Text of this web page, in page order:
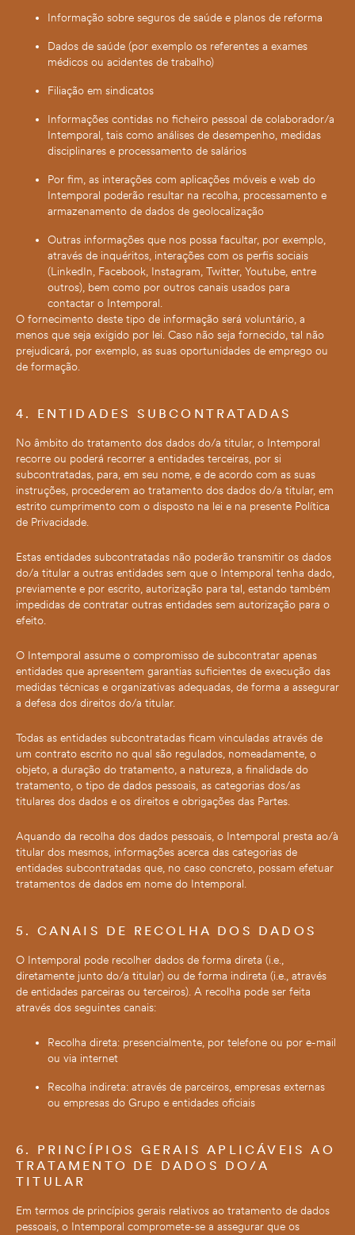
Informação sobre seguros de saúde e planos de reforma
Dados de saúde (por exemplo os referentes a exames
médicos ou acidentes de trabalho)
Filiação em sindicatos
Informações contidas no ficheiro pessoal de colaborador/a
Intemporal, tais como análises de desempenho, medidas
disciplinares e processamento de salários
Por fim, as interações com aplicações móveis e web do
Intemporal poderão resultar na recolha, processamento e
armazenamento de dados de geolocalização
Outras informações que nos possa facultar, por exemplo,
através de inquéritos, interações com os perfis sociais
(LinkedIn, Facebook, Instagram, Twitter, Youtube, entre
outros), bem como por outros canais usados para
contactar o Intemporal.
O fornecimento deste tipo de informação será voluntário, a
menos que seja exigido por lei. Caso não seja fornecido, tal não
prejudicará, por exemplo, as suas oportunidades de emprego ou
de formação.
4. ENTIDADES SUBCONTRATADAS
No âmbito do tratamento dos dados do/a titular, o Intemporal
recorre ou poderá recorrer a entidades terceiras, por si
subcontratadas, para, em seu nome, e de acordo com as suas
instruções, procederem ao tratamento dos dados do/a titular, em
estrito cumprimento com o disposto na lei e na presente Política
de Privacidade.
Estas entidades subcontratadas não poderão transmitir os dados
do/a titular a outras entidades sem que o Intemporal tenha dado,
previamente e por escrito, autorização para tal, estando também
impedidas de contratar outras entidades sem autorização para o
efeito.
O Intemporal assume o compromisso de subcontratar apenas
entidades que apresentem garantias suficientes de execução das
medidas técnicas e organizativas adequadas, de forma a assegurar
a defesa dos direitos do/a titular.
Todas as entidades subcontratadas ficam vinculadas através de
um contrato escrito no qual são regulados, nomeadamente, o
objeto, a duração do tratamento, a natureza, a finalidade do
tratamento, o tipo de dados pessoais, as categorias dos/as
titulares dos dados e os direitos e obrigações das Partes.
Aquando da recolha dos dados pessoais, o Intemporal presta ao/à
titular dos mesmos, informações acerca das categorias de
entidades subcontratadas que, no caso concreto, possam efetuar
tratamentos de dados em nome do Intemporal.
5. CANAIS DE RECOLHA DOS DADOS
O Intemporal pode recolher dados de forma direta (i.e.,
diretamente junto do/a titular) ou de forma indireta (i.e., através
de entidades parceiras ou terceiros). A recolha pode ser feita
através dos seguintes canais:
Recolha direta: presencialmente, por telefone ou por e-mail
ou via internet
Recolha indireta: através de parceiros, empresas externas
ou empresas do Grupo e entidades oficiais
6. PRINCÍPIOS GERAIS APLICÁVEIS AO
TRATAMENTO DE DADOS DO/A
TITULAR
Em termos de princípios gerais relativos ao tratamento de dados
pessoais, o Intemporal compromete-se a assegurar que os